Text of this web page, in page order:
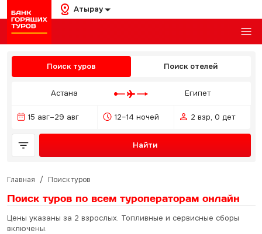
Атырау
Поиск туров Поиск отелей
Астана Египет
15 авг–29 авг 12–14 ночей 2 взр, 0 дет
Найти
Главная / Поиск туров
Поиск туров по всем туроператорам онлайн
Цены указаны за 2 взрослых. Топливные и сервисные сборы
включены.